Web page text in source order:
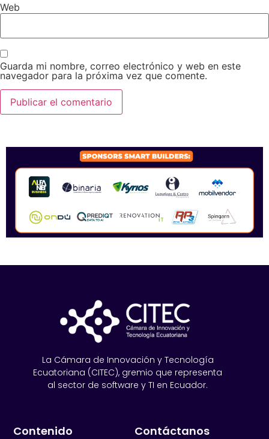
Web
Guarda mi nombre, correo electrónico y web en este
navegador para la próxima vez que comente.
La Cámara de Innovación y Tecnología
Ecuatoriana (CITEC), gremio que representa
al sector de software y TI en Ecuador.
Contenido Contáctanos